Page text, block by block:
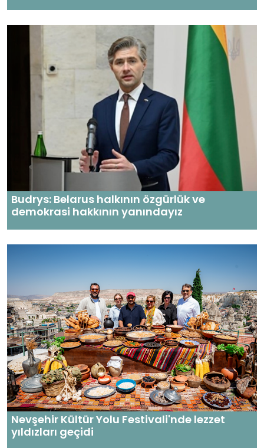
Budrys: Belarus halkının özgürlük ve
demokrasi hakkının yanındayız
Nevşehir Kültür Yolu Festivali'nde lezzet
yıldızları geçidi